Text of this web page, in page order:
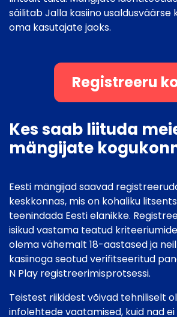
säilitab Jalla kasiino usaldusväärse
oma kasutajate jaoks.
Registreeru
Kes saab liituda
mängijate
Eesti mängijad saavad
keskkonnas, mis on kohaliku
teenindada Eesti elanikke.
isikud vastama teatud
olema vähemalt 18-aastased ja
kasiinoga seotud verifitseeritud
N Play registreerimisprotsessi.
Teistest riikidest võivad tehniliselt
infolehtede vaatamised, kuid nad